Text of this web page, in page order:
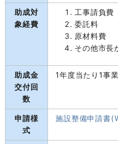
助成対
象経費
工事請負費
委託料
原材料費
その他市長
助成金
交付回
数
1年度当たり1事
申請様
式
施設整備申請書